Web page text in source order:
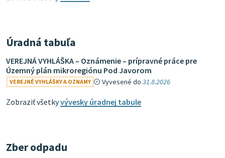
Úradná tabuľa
VEREJNÁ VYHLÁŠKA – Oznámenie – prípravné práce pre
Územný plán mikroregiónu Pod Javorom
VEREJNÉ VYHLÁŠKY A OZNAMY Vyvesené do31.8.2026
Zobraziť všetkyvývesky úradnej tabule
Zber odpadu